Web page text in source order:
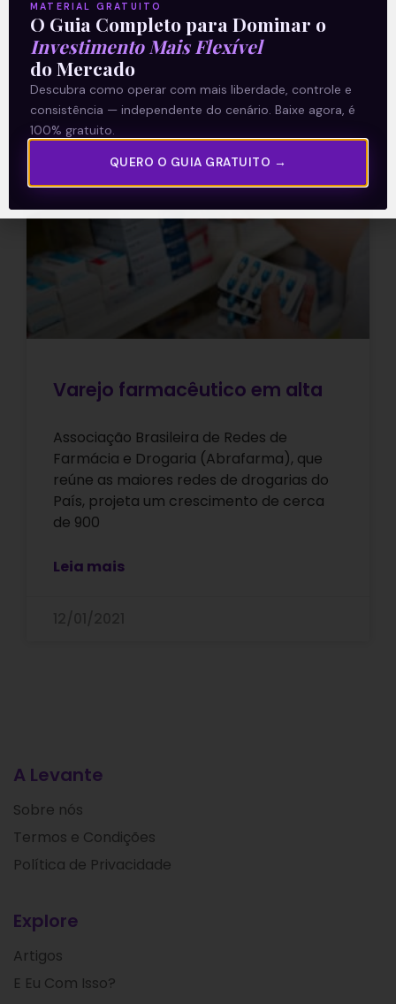
apresentou resultados
Leia mais
01/03/2021
Varejo farmacêutico em alta
Associação Brasileira de Redes de
Farmácia e Drogaria (Abrafarma), que
reúne as maiores redes de drogarias do
País, projeta um crescimento de cerca
de 900
Leia mais
A Levante
Sobre nós
Termos e Condições
Política de Privacidade
Explore
Artigos
E Eu Com Isso?
MATERIAL GRATUITO
O Guia Completo para Dominar o
Investimento Mais Flexível
do Mercado
Descubra como operar com mais liberdade, controle e
consistência — independente do cenário. Baixe agora, é
100% gratuito.
QUERO O GUIA GRATUITO →